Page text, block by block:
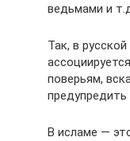
ведьмами и
Так, в
поверьям,
В исламе —